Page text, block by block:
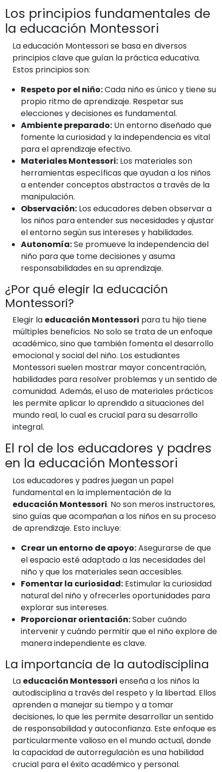
Los principios fundamentales de
la educación Montessori
La educación Montessori se basa en diversos
principios clave que guían la práctica educativa.
Estos principios son:
Respeto por el niño:Cada niño es único y tiene su
propio ritmo de aprendizaje. Respetar sus
elecciones y decisiones es fundamental.
Ambiente preparado: Un entorno diseñado que
fomente la curiosidad y la independencia es vital
para el aprendizaje efectivo.
Materiales Montessori: Los materiales son
herramientas específicas que ayudan a los niños
a entender conceptos abstractos a través de la
manipulación.
Observación: Los educadores deben observar a
los niños para entender sus necesidades y ajustar
el entorno según sus intereses y habilidades.
Autonomía:Se promueve la independencia del
niño para que tome decisiones y asuma
responsabilidades en su aprendizaje.
¿Por qué elegir la educación
Montessori?
Elegir la educación Montessori para tu hijo tiene
múltiples beneficios. No solo se trata de un enfoque
académico, sino que también fomenta el desarrollo
emocional y social del niño. Los estudiantes
Montessori suelen mostrar mayor concentración,
habilidades para resolver problemas y un sentido de
comunidad. Además, el uso de materiales prácticos
les permite aplicar lo aprendido a situaciones del
mundo real, lo cual es crucial para su desarrollo
integral.
El rol de los educadores y padres
en la educación Montessori
Los educadores y padres juegan un papel
fundamental en la implementación de la
educación Montessori. No son meros instructores,
sino guías que acompañan a los niños en su proceso
de aprendizaje. Esto incluye:
Crear un entorno de apoyo:Asegurarse de que
el espacio esté adaptado a las necesidades del
niño y que los materiales sean accesibles.
Fomentar la curiosidad: Estimular la curiosidad
natural del niño y ofrecerles oportunidades para
explorar sus intereses.
Proporcionar orientación:Saber cuándo
intervenir y cuándo permitir que el niño explore de
manera independiente es clave.
La importancia de la autodisciplina
La educación Montessori enseña a los niños la
autodisciplina a través del respeto y la libertad. Ellos
aprenden a manejar su tiempo y a tomar
decisiones, lo que les permite desarrollar un sentido
de responsabilidad y autoconfianza. Este enfoque es
particularmente valioso en el mundo actual, donde
la capacidad de autorregulación es una habilidad
crucial para el éxito académico y personal.